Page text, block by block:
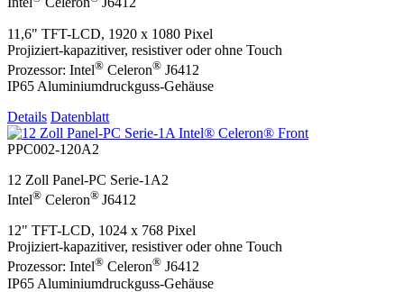
11,6" TFT-LCD, 1920 x 1080 Pixel
Projiziert-kapazitiver, resistiver oder ohne Touch
Prozessor: Intel® Celeron® J6412
IP65 Aluminiumdruckguss-Gehäuse
Details Datenblatt
PPC002-120A2
12 Zoll Panel-PC Serie-1A2
Intel® Celeron® J6412
12" TFT-LCD, 1024 x 768 Pixel
Projiziert-kapazitiver, resistiver oder ohne Touch
Prozessor: Intel® Celeron® J6412
IP65 Aluminiumdruckguss-Gehäuse